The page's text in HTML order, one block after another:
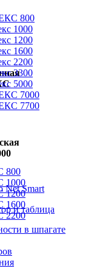
Net Smart
и таблица
в шпагате
800
1000
1200
1600
2200
3300
5000
7000
7700
800
1000
1200
1600
2200